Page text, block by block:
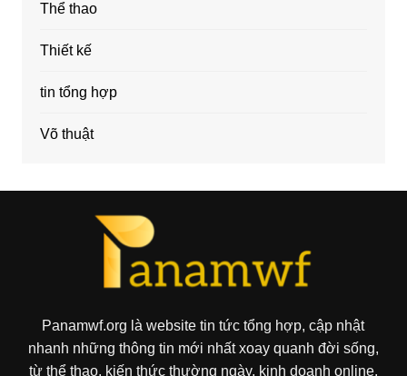
Thể thao
Thiết kế
tin tổng hợp
Võ thuật
Panamwf.org là website tin tức tổng hợp, cập nhật
nhanh những thông tin mới nhất xoay quanh đời sống,
từ thể thao, kiến thức thường ngày, kinh doanh online,